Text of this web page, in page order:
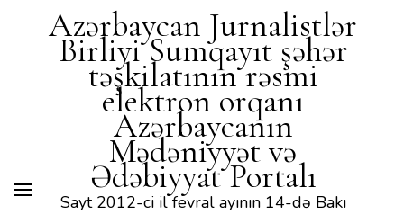
Mədəniyyət və Ədəbiyyat
Portalı
Azərbaycan Jurnalistlər
Birliyi Sumqayıt şəhər
təşkilatının rəsmi
elektron orqanı
Azərbaycanın
Mədəniyyət və
Ədəbiyyat Portalı
Sayt 2012-ci il fevral ayının 14-də Bakı